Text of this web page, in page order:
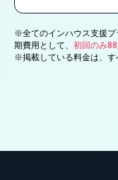
※全てのインハウス支援プ
期費用として、初回のみ
※掲載している料金は、す